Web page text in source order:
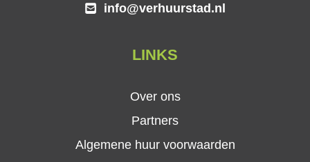
info@verhuurstad.nl
LINKS
Over ons
Partners
Algemene huur voorwaarden